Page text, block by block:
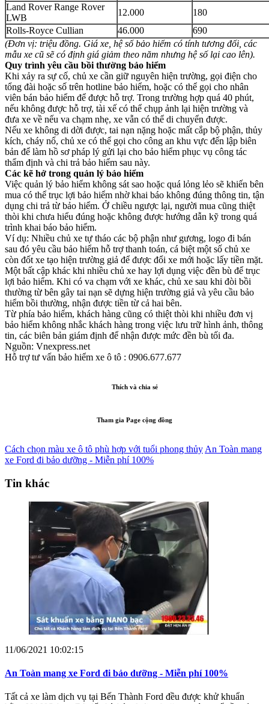
Land Rover Range Rover
LWB
12.000
180
Rolls-Royce Cullian
46.000
690
(Đơn vị: triệu đồng. Giá xe, hệ số bảo hiểm có tính tương đối, các
mẫu xe cũ sẽ có định giá giảm theo năm nhưng hệ số lại cao lên).
Quy trình yêu cầu bồi thường bảo hiểm
Khi xảy ra sự cố, chủ xe cần giữ nguyên hiện trường, gọi điện cho
tổng đài hoặc số trên hotline bảo hiểm, hoặc có thể gọi cho nhân
viên bán bảo hiểm để được hỗ trợ. Trong trường hợp quá 40 phút,
nếu không được hỗ trợ, tài xế có thể chụp ảnh lại hiện trường và
đưa xe về nếu va chạm nhẹ, xe vẫn có thể di chuyển được.
Nếu xe không di dời được, tai nạn nặng hoặc mất cắp bộ phận, thủy
kích, cháy nổ, chủ xe có thể gọi cho công an khu vực đến lập biên
bản để làm hồ sơ pháp lý gửi lại cho bảo hiểm phục vụ công tác
thẩm định và chi trả bảo hiểm sau này.
Các kẽ hở trong quản lý bảo hiểm
Việc quản lý bảo hiểm không sát sao hoặc quá lỏng lẻo sẽ khiến bên
mua có thể trục lợi bảo hiểm nhờ khai báo không đúng thông tin, tận
dụng chi trả từ bảo hiểm. Ở chiều ngược lại, người mua cũng thiệt
thòi khi chưa hiểu đúng hoặc không được hướng dẫn kỹ trong quá
trình khai báo bảo hiểm.
Ví dụ: Nhiều chủ xe tự tháo các bộ phận như gương, logo đi bán
sau đó yêu cầu bảo hiểm hỗ trợ thanh toán, cá biệt một số chủ xe
còn đốt xe tạo hiện trường giả để được đổi xe mới hoặc lấy tiền mặt.
Một bất cập khác khi nhiều chủ xe hay lợi dụng việc đền bù để trục
lợi bảo hiểm. Khi có va chạm với xe khác, chủ xe sau khi đòi bồi
thường từ bên gây tai nạn sẽ dựng hiện trường giả và yêu cầu bảo
hiểm bồi thường, nhận được tiền từ cả hai bên.
Từ phía bảo hiểm, khách hàng cũng có thiệt thòi khi nhiều đơn vị
bảo hiểm không nhắc khách hàng trong việc lưu trữ hình ảnh, thông
tin, các biên bản giám định để nhận được mức đền bù tối đa.
Nguồn: Vnexpress.net
Hỗ trợ tư vấn bảo hiểm xe ô tô : 0906.677.677
Thích và chia sẻ
Tham gia Page cộng đồng
Cách chọn màu xe ô tô phù hợp với tuổi phong thủy An Toàn mang
xe Ford đi bảo dưỡng - Miễn phí 100%
Tin khác
11/06/2021 10:02:15
An Toàn mang xe Ford đi bảo dưỡng - Miễn phí 100%
Tất cả xe làm dịch vụ tại Bến Thành Ford đều được khử khuẩn